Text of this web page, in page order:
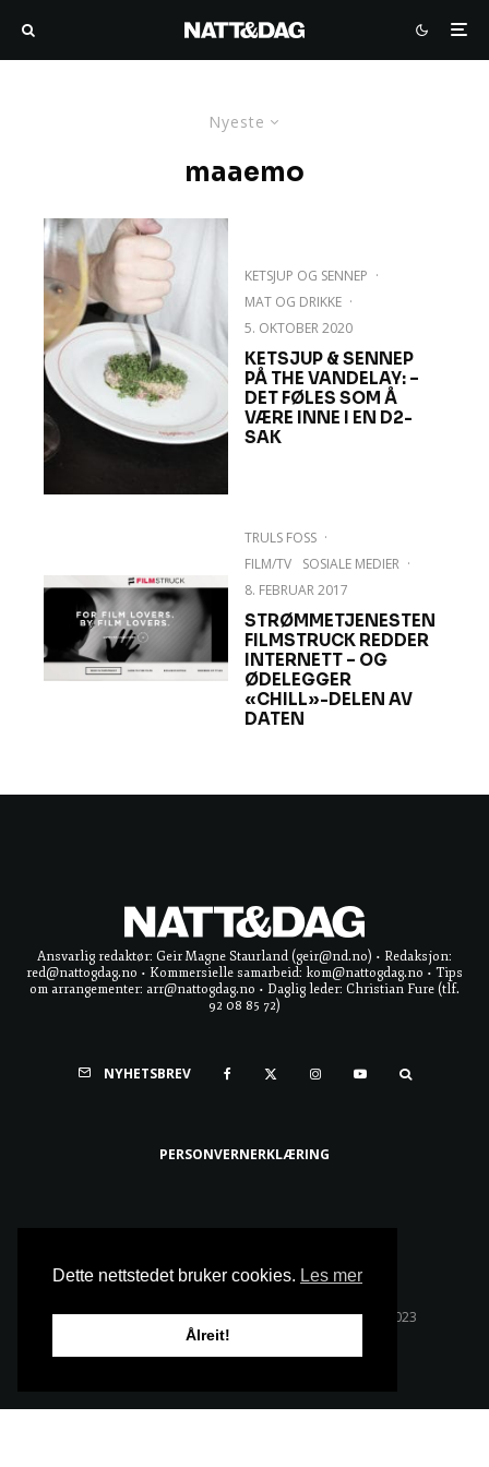
Nyeste
maaemo
KETSJUP OG SENNEP ·
MAT OG DRIKKE ·
5. OKTOBER 2020
KETSJUP & SENNEP
PÅ THE VANDELAY: –
DET FØLES SOM Å
VÆRE INNE I EN D2-
SAK
TRULS FOSS ·
FILM/TV
SOSIALE MEDIER ·
8. FEBRUAR 2017
STRØMMETJENESTEN
FILMSTRUCK REDDER
INTERNETT – OG
ØDELEGGER
«CHILL»-DELEN AV
DATEN
Ansvarlig redaktør: Geir Magne Staurland (geir@nd.no) • Redaksjon:
red@nattogdag.no • Kommersielle samarbeid: kom@nattogdag.no • Tips
om arrangementer: arr@nattogdag.no • Daglig leder: Christian Fure (tlf.
92 08 85 72)
NYHETSBREV
PERSONVERNERKLÆRING
Alle rettigheter reservert • Copyright © Natt & Dag 2023
Dette nettstedet bruker cookies. Les mer
Ålreit!